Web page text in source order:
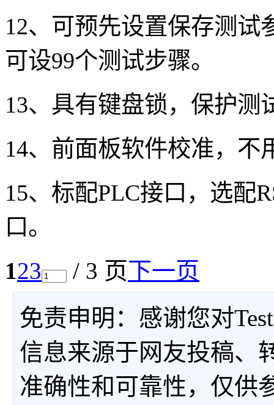
12、可预先设置保存测试
可设99个测试步骤。
13、具有键盘锁，保护测
14、前面板软件校准，不
15、标配PLC接口，选配
口。
123 / 3 页下一页
免责申明：感谢您对
信息来源于网友投稿、
准确性和可靠性，仅供